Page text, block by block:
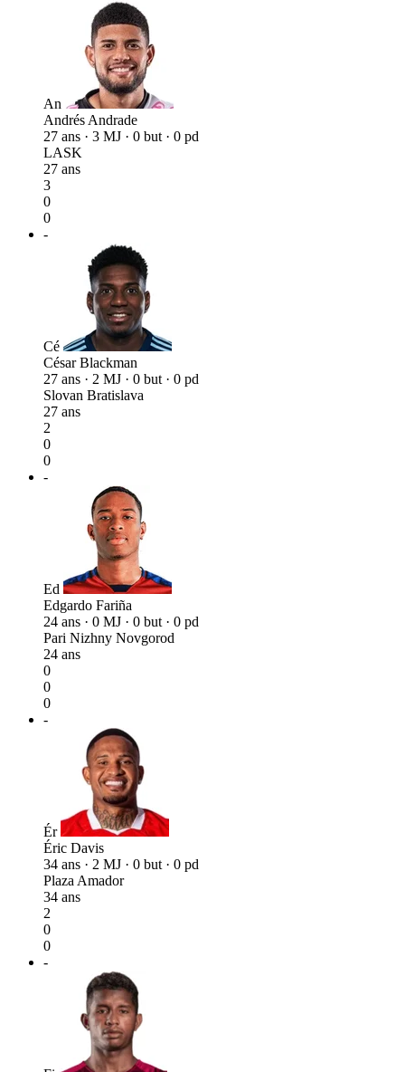
An
Andrés Andrade
27 ans · 3 MJ · 0 but · 0 pd
LASK
27 ans
3
0
0
-
Cé
César Blackman
27 ans · 2 MJ · 0 but · 0 pd
Slovan Bratislava
27 ans
2
0
0
-
Ed
Edgardo Fariña
24 ans · 0 MJ · 0 but · 0 pd
Pari Nizhny Novgorod
24 ans
0
0
0
-
Ér
Éric Davis
34 ans · 2 MJ · 0 but · 0 pd
Plaza Amador
34 ans
2
0
0
-